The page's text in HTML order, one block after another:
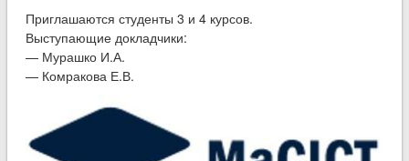
Приглашаются студенты 3 и 4 курсов.
Выступающие докладчики:
— Мурашко И.А.
— Комракова Е.В.